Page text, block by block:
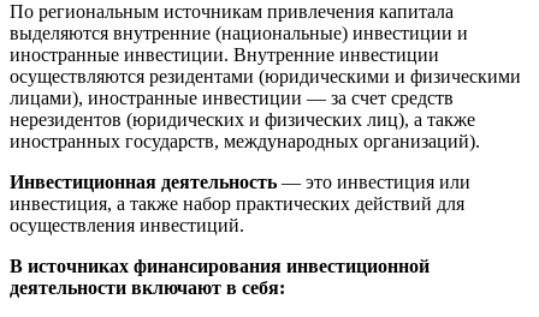
По региональным источникам привлечения капитала
выделяются внутренние (национальные) инвестиции и
иностранные инвестиции. Внутренние инвестиции
осуществляются резидентами (юридическими и физическими
лицами), иностранные инвестиции — за счет средств
нерезидентов (юридических и физических лиц), а также
иностранных государств, международных организаций).
Инвестиционная деятельность — это инвестиция или
инвестиция, а также набор практических действий для
осуществления инвестиций.
В источниках финансирования инвестиционной
деятельности включают в себя: